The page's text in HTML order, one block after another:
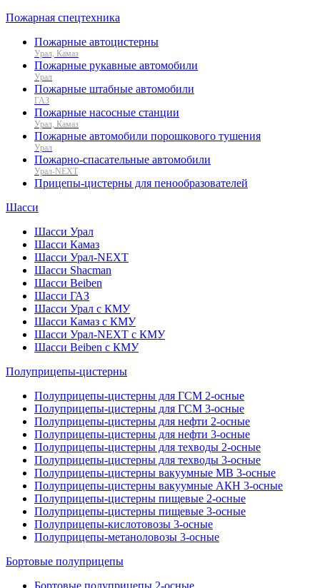
Пожарная спецтехника
Пожарные автоцистерны
Урал, Камаз
Пожарные рукавные автомобили
Урал
Пожарные штабные автомобили
ГАЗ
Пожарные насосные станции
Урал, Камаз
Пожарные автомобили порошкового тушения
Урал
Пожарно-спасательные автомобили
Урал-NEXT
Прицепы-цистерны для пенообразователей
Шасси
Шасси Урал
Шасси Камаз
Шасси Урал-NEXT
Шасси Shacman
Шасси Beiben
Шасси ГАЗ
Шасси Урал с КМУ
Шасси Камаз с КМУ
Шасси Урал-NEXT с КМУ
Шасси Beiben с КМУ
Полуприцепы-цистерны
Полуприцепы-цистерны для ГСМ 2-осные
Полуприцепы-цистерны для ГСМ 3-осные
Полуприцепы-цистерны для нефти 2-осные
Полуприцепы-цистерны для нефти 3-осные
Полуприцепы-цистерны для техводы 2-осные
Полуприцепы-цистерны для техводы 3-осные
Полуприцепы-цистерны вакуумные МВ 3-осные
Полуприцепы-цистерны вакуумные АКН 3-осные
Полуприцепы-цистерны пищевые 2-осные
Полуприцепы-цистерны пищевые 3-осные
Полуприцепы-кислотовозы 3-осные
Полуприцепы-метаноловозы 3-осные
Бортовые полуприцепы
Бортовые полуприцепы 2-осные